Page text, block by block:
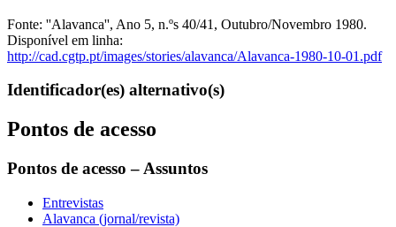
Fonte: ''Alavanca'', Ano 5, n.ºs 40/41, Outubro/Novembro 1980.
Disponível em linha:
http://cad.cgtp.pt/images/stories/alavanca/Alavanca-1980-10-01.pdf
Identificador(es) alternativo(s)
Pontos de acesso
Pontos de acesso – Assuntos
Entrevistas
Alavanca (jornal/revista)